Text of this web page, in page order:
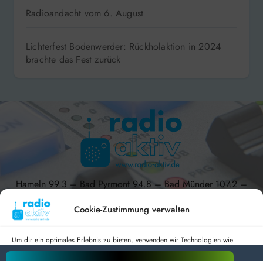
Cookie-Zustimmung verwalten
Um dir ein optimales Erlebnis zu bieten, verwenden wir Technologien wie
Cookies, um Geräteinformationen zu speichern und/oder darauf zuzugreifen.
Radioandacht vom 6. August
Lichterfest Bodenwerder: Rückholaktion in 2024
brachte das Fest zurück
Hameln 99.3 – Bad Pyrmont 94.8 – Bad Münder 107.2 –
DAB+ 9C
radio aktiv e.V.